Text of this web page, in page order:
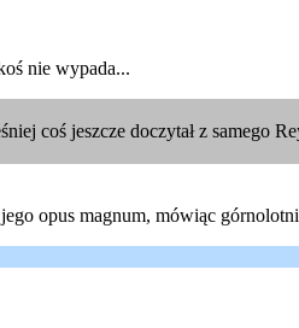
nie wypada...
coś jeszcze doczytał z samego
opus magnum, mówiąc